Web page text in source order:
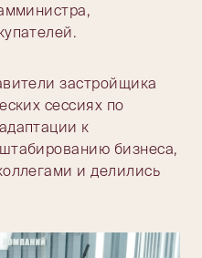
застройщика
сессиях по
к
бизнеса,
и делились